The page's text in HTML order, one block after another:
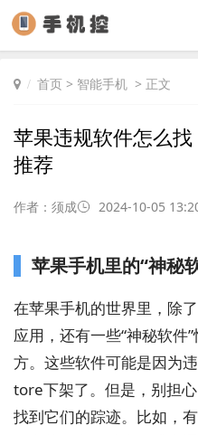
首页 > 智能手机 > 正文
苹果违规软件怎么
推荐
作者：须成 2024-10-05
苹果手机里的“神秘
在苹果手机的世界里，除
应用，还有一些“神秘软件
方。这些软件可能是因为
tore下架了。但是，别担
找到它们的踪迹。比如，